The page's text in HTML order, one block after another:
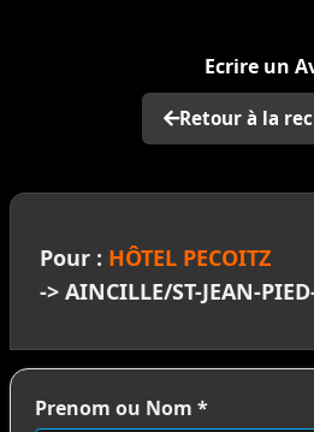
Ecrire un
Retour à la
Pour : HÔTEL PECOITZ
-> AINCILLE/ST-JEAN-
Prenom ou Nom *